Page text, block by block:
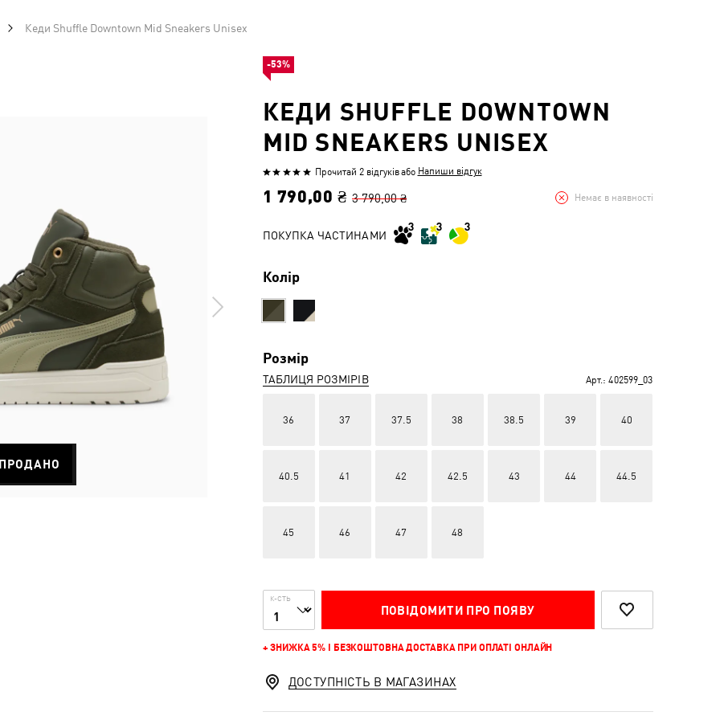
Кеди Shuffle Downtown Mid Sneakers Unisex
КЕДИ SHUFFLE DOWNTOWN
MID SNEAKERS UNISEX
Оцінено
з
Прочитай 2 відгуківабо Напиши відгук
1 790,00 ₴ 3 790,00 ₴ Немає в наявності
ПОКУПКА ЧАСТИНАМИ
Колір
Розмір
ТАБЛИЦЯ РОЗМІРІВ Арт.: 402599_03
36 37 37.5 38 38.5 39 40
40.5 41 42 42.5 43 44 44.5
45 46 47 48
К-СТЬ
ПОВІДОМИТИ ПРО ПОЯВУ
+ ЗНИЖКА 5% І БЕЗКОШТОВНА ДОСТАВКА ПРИ ОПЛАТІ ОНЛАЙН
-53%
ДОСТУПНІСТЬ В МАГАЗИНАХ